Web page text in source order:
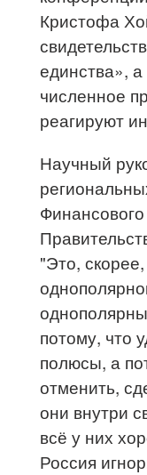
Кристофа
единства»,
численное
реагируют
Научный
"​Это,
потому, что
полюсы, а
отменить,
они внутри
всё у них
Россия